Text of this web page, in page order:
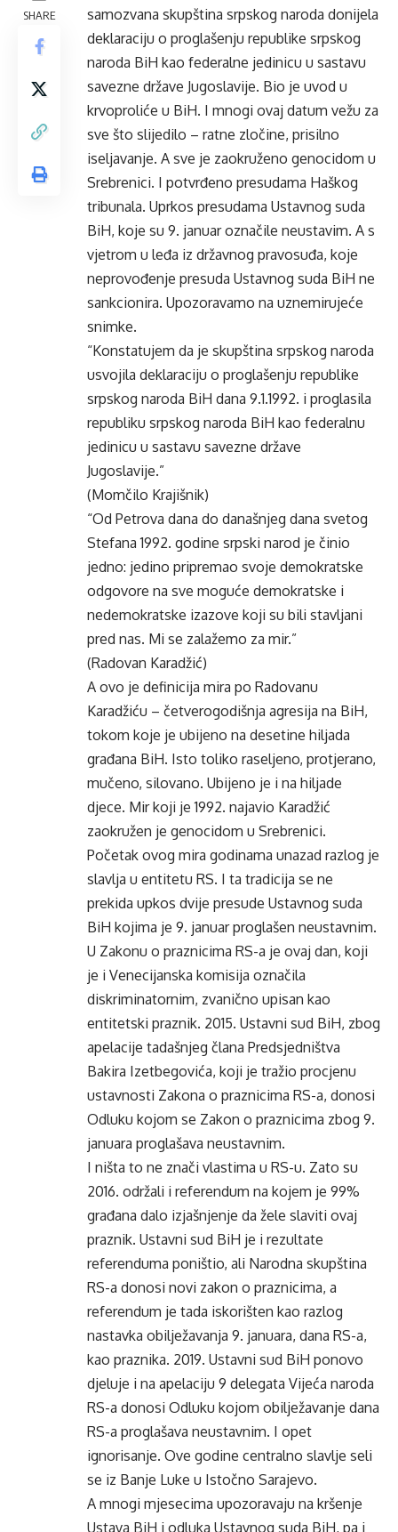
SHARE
samozvana skupština srpskog naroda donijela
deklaraciju o proglašenju republike srpskog
naroda BiH kao federalne jedinicu u sastavu
savezne države Jugoslavije. Bio je uvod u
krvoproliće u BiH. I mnogi ovaj datum vežu za
sve što slijedilo – ratne zločine, prisilno
iseljavanje. A sve je zaokruženo genocidom u
Srebrenici. I potvrđeno presudama Haškog
tribunala. Uprkos presudama Ustavnog suda
BiH, koje su 9. januar označile neustavim. A s
vjetrom u leđa iz državnog pravosuđa, koje
neprovođenje presuda Ustavnog suda BiH ne
sankcionira. Upozoravamo na uznemirujeće
snimke.
“Konstatujem da je skupština srpskog naroda
usvojila deklaraciju o proglašenju republike
srpskog naroda BiH dana 9.1.1992. i proglasila
republiku srpskog naroda BiH kao federalnu
jedinicu u sastavu savezne države
Jugoslavije.”
(Momčilo Krajišnik)
“Od Petrova dana do današnjeg dana svetog
Stefana 1992. godine srpski narod je činio
jedno: jedino pripremao svoje demokratske
odgovore na sve moguće demokratske i
nedemokratske izazove koji su bili stavljani
pred nas. Mi se zalažemo za mir.”
(Radovan Karadžić)
A ovo je definicija mira po Radovanu
Karadžiću – četverogodišnja agresija na BiH,
tokom koje je ubijeno na desetine hiljada
građana BiH. Isto toliko raseljeno, protjerano,
mučeno, silovano. Ubijeno je i na hiljade
djece. Mir koji je 1992. najavio Karadžić
zaokružen je genocidom u Srebrenici.
Početak ovog mira godinama unazad razlog je
slavlja u entitetu RS. I ta tradicija se ne
prekida upkos dvije presude Ustavnog suda
BiH kojima je 9. januar proglašen neustavnim.
U Zakonu o praznicima RS-a je ovaj dan, koji
je i Venecijanska komisija označila
diskriminatornim, zvanično upisan kao
entitetski praznik. 2015. Ustavni sud BiH, zbog
apelacije tadašnjeg člana Predsjedništva
Bakira Izetbegovića, koji je tražio procjenu
ustavnosti Zakona o praznicima RS-a, donosi
Odluku kojom se Zakon o praznicima zbog 9.
januara proglašava neustavnim.
I ništa to ne znači vlastima u RS-u. Zato su
2016. održali i referendum na kojem je 99%
građana dalo izjašnjenje da žele slaviti ovaj
praznik. Ustavni sud BiH je i rezultate
referenduma poništio, ali Narodna skupština
RS-a donosi novi zakon o praznicima, a
referendum je tada iskorišten kao razlog
nastavka obilježavanja 9. januara, dana RS-a,
kao praznika. 2019. Ustavni sud BiH ponovo
djeluje i na apelaciju 9 delegata Vijeća naroda
RS-a donosi Odluku kojom obilježavanje dana
RS-a proglašava neustavnim. I opet
ignorisanje. Ove godine centralno slavlje seli
se iz Banje Luke u Istočno Sarajevo.
A mnogi mjesecima upozoravaju na kršenje
Ustava BiH i odluka Ustavnog suda BiH, pa i